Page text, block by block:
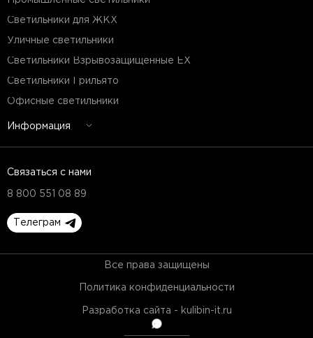
Светильники для ЖКХ
Уличные светильники
Светильники Взрывозащищенные EX
Светильники Грильято
Офисные светильники
Информация
Связаться с нами
8 800 551 08 89
Телеграм
Все права защищены
Политика конфиденциальности
Разработка сайта - kulibin-it.ru